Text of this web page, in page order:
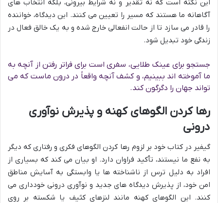
این نکته است که نه تقدیر و نه شرایط بیرونی، بلکه انتخاب های
آگاهانه ما هستند که مسیر را تعیین می کنند. این دیدگاه، خواننده
را قادر می سازد تا از حالت انفعالی خارج شده و به یک خالق فعال در
زندگی خود تبدیل شود.
جستجو برای عینک طلایی، سفری است برای فراتر رفتن از آنچه به
ما آموخته اند ببینیم، و کشف آنچه واقعاً در درون ماست که می
تواند جهان را دگرگون کند.
رها کردن الگوهای کهنه و پذیرش نوآوری
درونی
گیفیر در کتاب خود بر لزوم رها کردن الگوهای فکری و رفتاری که دیگر
به نفع ما نیستند، تأکید فراوان دارد. او بیان می کند که بسیاری از
افراد به دلیل ترس از ناشناخته ها یا وابستگی به آسایش مناطق
امن خود، از پذیرش دیدگاه های جدید و نوآوری درونی خودداری می
کنند. این الگوهای کهنه مانند لنزهای کثیف یا شکسته بر روی